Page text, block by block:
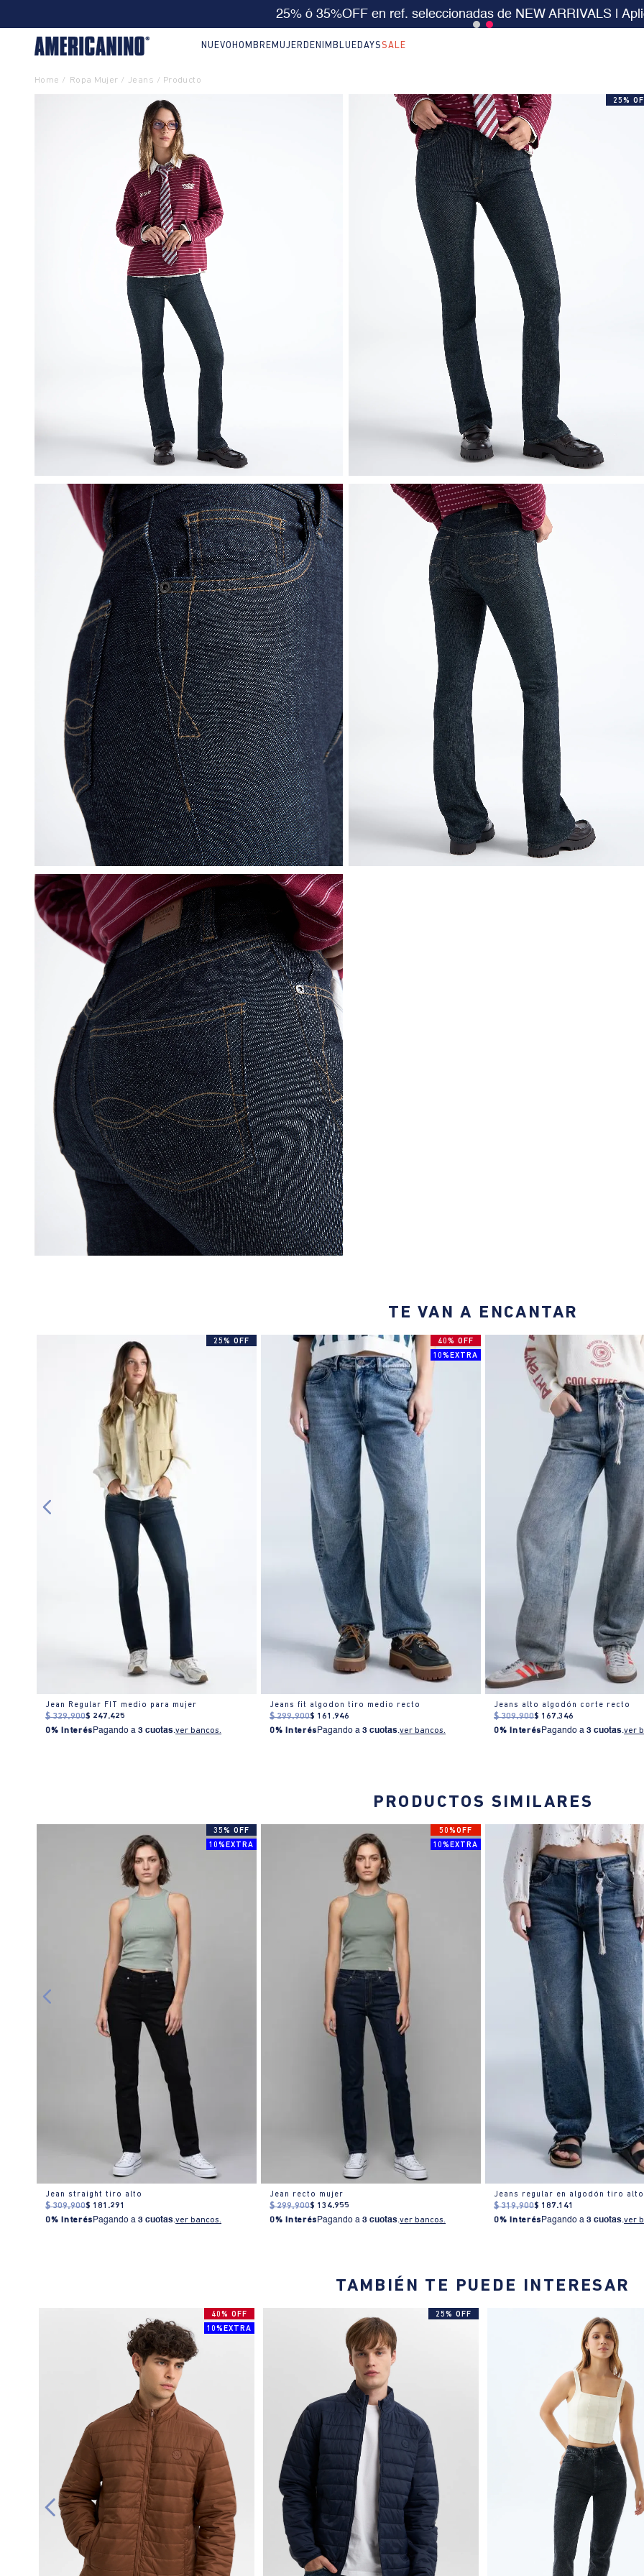
10% EXTRA en compras desde $199.000 | 15% EXTRA desde $400.000 en
NUEVO HOMBRE MUJER DENIM BLUEDAYSSALE
Ropa Mujer Jeans
25%
TE VAN A ENCANTAR
25% OFF
Jean Regular FIT medio para mujer
$ 329.900$ 247.425
0% Interés Pagando a3 cuotas.ver bancos.
40% OFF
10%EXTRA
Jeans fit algodon tiro medio recto
$ 299.900$ 161 .946
0% Interés Pagando a3 cuotas.ver bancos.
Jeans alto algodón corte recto
$ 309.900$ 167.346
0% Interés Pagando a3 cuotas.ver
PRODUCTOS SIMILARES
35% OFF
10%EXTRA
Jean straight tiro alto
$ 309.900$ 181 .291
0% Interés Pagando a3 cuotas.ver bancos.
50%OFF
10%EXTRA
Jean recto mujer
$ 299.900$ 134.955
0% Interés Pagando a3 cuotas.ver bancos.
Jeans regular en algodón tiro
$ 319.900$ 187.141
0% Interés Pagando a3 cuotas.ver
TAMBIÉN TE PUEDE INTERESAR
40% OFF
10%EXTRA
25% OFF